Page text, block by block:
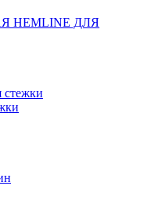
HEMLINE ДЛЯ
стежки